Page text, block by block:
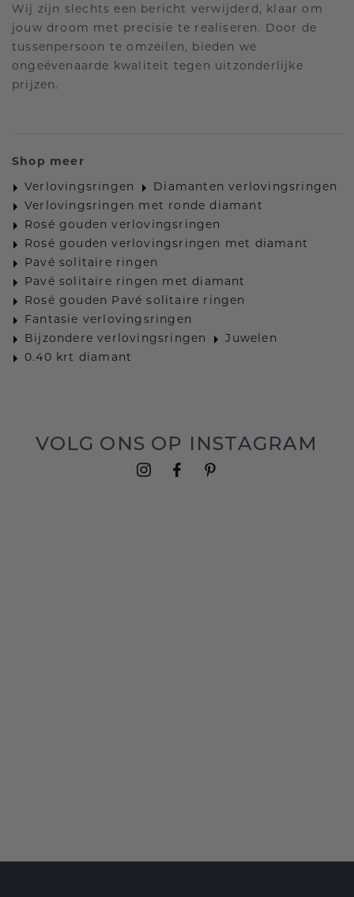
Wij zijn slechts een bericht verwijderd, klaar om
jouw droom met precisie te realiseren. Door de
tussenpersoon te omzeilen, bieden we
ongeëvenaarde kwaliteit tegen uitzonderlijke
prijzen.
Shop meer
Verlovingsringen
Diamanten verlovingsringen
Verlovingsringen met ronde diamant
Rosé gouden verlovingsringen
Rosé gouden verlovingsringen met diamant
Pavé solitaire ringen
Pavé solitaire ringen met diamant
Rosé gouden Pavé solitaire ringen
Fantasie verlovingsringen
Bijzondere verlovingsringen
Juwelen
0.40 krt diamant
VOLG ONS OP INSTAGRAM